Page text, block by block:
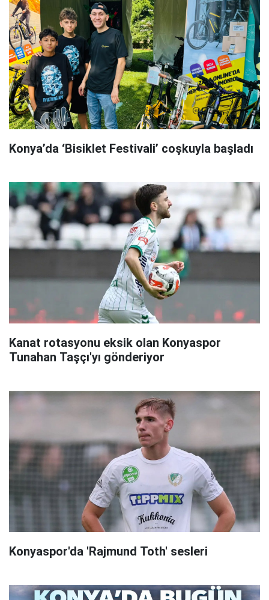
Konya’da ‘Bisiklet Festivali’ coşkuyla başladı
Kanat rotasyonu eksik olan Konyaspor
Tunahan Taşçı'yı gönderiyor
Konyaspor'da 'Rajmund Toth' sesleri